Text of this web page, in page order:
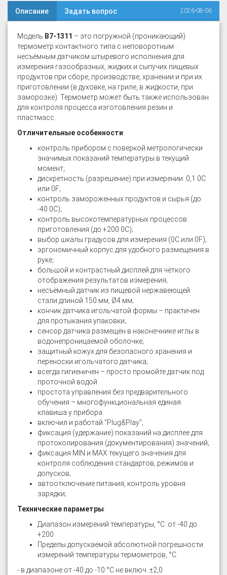
Описание Задать вопрос 2026-08-06
Модель В7-1311 – это погружной (проникающий)
термометр контактного типа с неповоротным
несъёмным датчиком штыревого исполнения для
измерения газообразных, жидких и сыпучих пищевых
продуктов при сборе, производстве, хранении и при их
приготовлении (в духовке, на гриле, в жидкости, при
заморозке). Термометр может быть также использован
для контроля процесса изготовления резин и
пластмасс.
Отличительные особенности:
контроль прибором с поверкой метрологически
значимых показаний температуры в текущий
момент;
дискретность (разрешение) при измерении: 0,1 0С
или 0F;
контроль замороженных продуктов и сырья (до
-40 0С);
контроль высокотемпературных процессов
приготовления (до +200 0С);
выбор шкалы градусов для измерения (0C или 0F);
эргономичный корпус для удобного размещения в
руке;
большой и контрастный дисплей для чёткого
отображения результатов измерения;
несъёмный датчик из пищевой нержавеющей
стали длиной 150 мм, Ø4 мм;
кончик датчика игольчатой формы – практичен
для протыкания упаковки;
сенсор датчика размещён в наконечнике иглы в
водонепроницаемой оболочке;
защитный кожух для безопасного хранения и
переноски игольчатого датчика;
всегда гигиеничен – просто промойте датчик под
проточной водой.
простота управления без предварительного
обучения – многофункциональная единая
клавиша у прибора:
включил и работай “Plug&Play”;
фиксация (удержание) показаний на дисплее для
протоколирования (документирования) значений;
фиксация MIN и MAX текущего значения для
контроля соблюдения стандартов, режимов и
допусков;
автоотключение питания, контроль уровня
зарядки;
Технические параметры:
Диапазон измерений температуры, °С: от -40 до
+200
Пределы допускаемой абсолютной погрешности
измерений температуры термометров, °С
- в диапазоне от -40 до -10 °С не включ. ±2,0